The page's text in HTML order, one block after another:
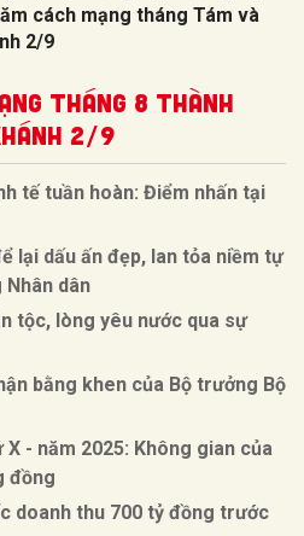
cách mạng tháng Tám và
2/9
THÁNG 8 THÀNH
2/9
tế tuần hoàn: Điểm nhấn tại
lại dấu ấn đẹp, lan tỏa niềm tự
dân
tộc, lòng yêu nước qua sự
bằng khen của Bộ trưởng Bộ
X - năm 2025: Không gian của
đồng
doanh thu 700 tỷ đồng trước